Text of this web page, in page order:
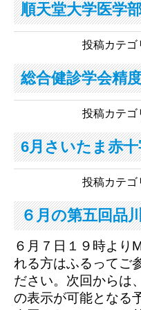
順天堂大学医学
投稿カテゴ
総合健診学会精
投稿カテゴ
6月さいたま赤
投稿カテゴ
６月の第五回品
６月７日１９時より
れる方はふるってご
ださい。次回からは
の表示が可能となる